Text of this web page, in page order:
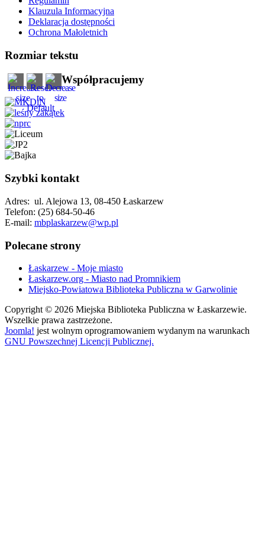
Klauzula Informacyjna
Deklaracja dostępności
Ochrona Małoletnich
Rozmiar tekstu
Współpracujemy
Szybki kontakt
Adres: ul. Alejowa 13, 08-450 Łaskarzew
Telefon: (25) 684-50-46
E-mail: mbplaskarzew@wp.pl
Polecane strony
Łaskarzew - Moje miasto
Łaskarzew.org - Miasto nad Promnikiem
Miejsko-Powiatowa Biblioteka Publiczna w Garwolinie
Copyright © 2026 Miejska Biblioteka Publiczna w Łaskarzewie.
Wszelkie prawa zastrzeżone.
Joomla! jest wolnym oprogramowaniem wydanym na warunkach
GNU Powszechnej Licencji Publicznej.